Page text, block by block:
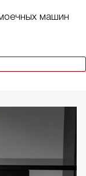
машин